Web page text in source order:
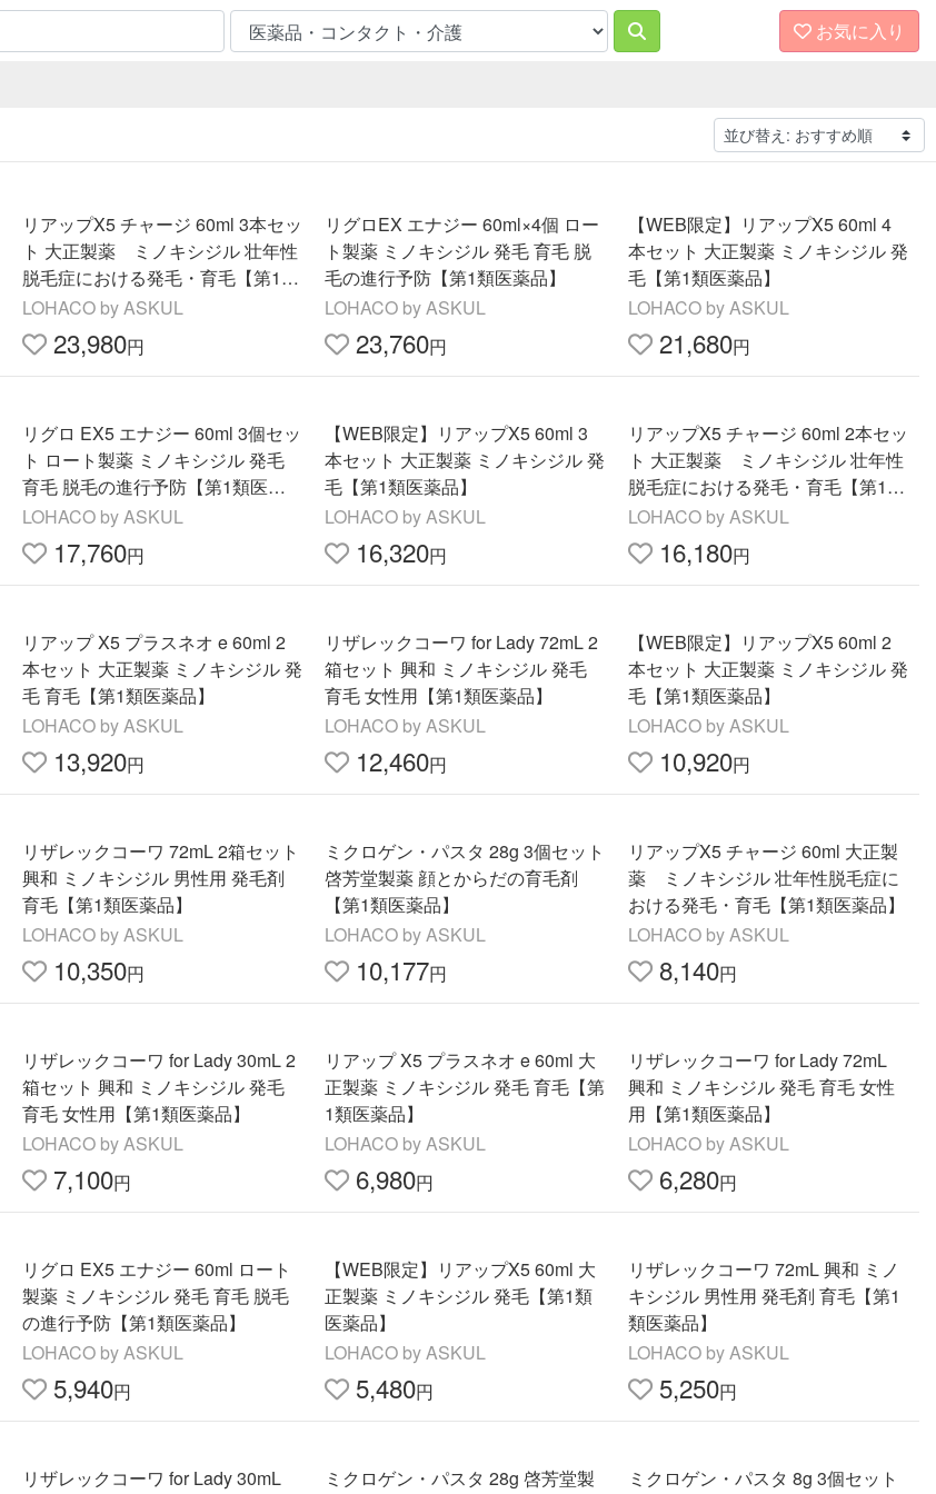
お気に入り
リアップX5 チャージ 60ml 3本セッ
ト 大正製薬 ミノキシジル 壮年性
脱毛症における発毛・育毛【第1類
医薬品】
LOHACO by ASKUL
23,980円
リグロEX エナジー 60ml×4個 ロー
ト製薬 ミノキシジル 発毛 育毛 脱
毛の進行予防【第1類医薬品】
LOHACO by ASKUL
23,760円
【WEB限定】リアップX5 60ml 4
本セット 大正製薬 ミノキシジル 発
毛【第1類医薬品】
LOHACO by ASKUL
21,680円
リグロ EX5 エナジー 60ml 3個セッ
ト ロート製薬 ミノキシジル 発毛
育毛 脱毛の進行予防【第1類医薬
品】
LOHACO by ASKUL
17,760円
【WEB限定】リアップX5 60ml 3
本セット 大正製薬 ミノキシジル 発
毛【第1類医薬品】
LOHACO by ASKUL
16,320円
リアップX5 チャージ 60ml 2本セッ
ト 大正製薬 ミノキシジル 壮年性
脱毛症における発毛・育毛【第1類
医薬品】
LOHACO by ASKUL
16,180円
リアップ X5 プラスネオ e 60ml 2
本セット 大正製薬 ミノキシジル 発
毛 育毛【第1類医薬品】
LOHACO by ASKUL
13,920円
リザレックコーワ for Lady 72mL 2
箱セット 興和 ミノキシジル 発毛
育毛 女性用【第1類医薬品】
LOHACO by ASKUL
12,460円
【WEB限定】リアップX5 60ml 2
本セット 大正製薬 ミノキシジル 発
毛【第1類医薬品】
LOHACO by ASKUL
10,920円
リザレックコーワ 72mL 2箱セット
興和 ミノキシジル 男性用 発毛剤
育毛【第1類医薬品】
LOHACO by ASKUL
10,350円
ミクロゲン・パスタ 28g 3個セット
啓芳堂製薬 顔とからだの育毛剤
【第1類医薬品】
LOHACO by ASKUL
10,177円
リアップX5 チャージ 60ml 大正製
薬 ミノキシジル 壮年性脱毛症に
おける発毛・育毛【第1類医薬品】
LOHACO by ASKUL
8,140円
リザレックコーワ for Lady 30mL 2
箱セット 興和 ミノキシジル 発毛
育毛 女性用【第1類医薬品】
LOHACO by ASKUL
7,100円
リアップ X5 プラスネオ e 60ml 大
正製薬 ミノキシジル 発毛 育毛【第
1類医薬品】
LOHACO by ASKUL
6,980円
リザレックコーワ for Lady 72mL
興和 ミノキシジル 発毛 育毛 女性
用【第1類医薬品】
LOHACO by ASKUL
6,280円
リグロ EX5 エナジー 60ml ロート
製薬 ミノキシジル 発毛 育毛 脱毛
の進行予防【第1類医薬品】
LOHACO by ASKUL
5,940円
【WEB限定】リアップX5 60ml 大
正製薬 ミノキシジル 発毛【第1類
医薬品】
LOHACO by ASKUL
5,480円
リザレックコーワ 72mL 興和 ミノ
キシジル 男性用 発毛剤 育毛【第1
類医薬品】
LOHACO by ASKUL
5,250円
リザレックコーワ for Lady 30mL
ミクロゲン・パスタ 28g 啓芳堂製
ミクロゲン・パスタ 8g 3個セット